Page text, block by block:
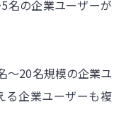
名の企業ユーザーが
〜20名規模の企業ユ
る企業ユーザーも複